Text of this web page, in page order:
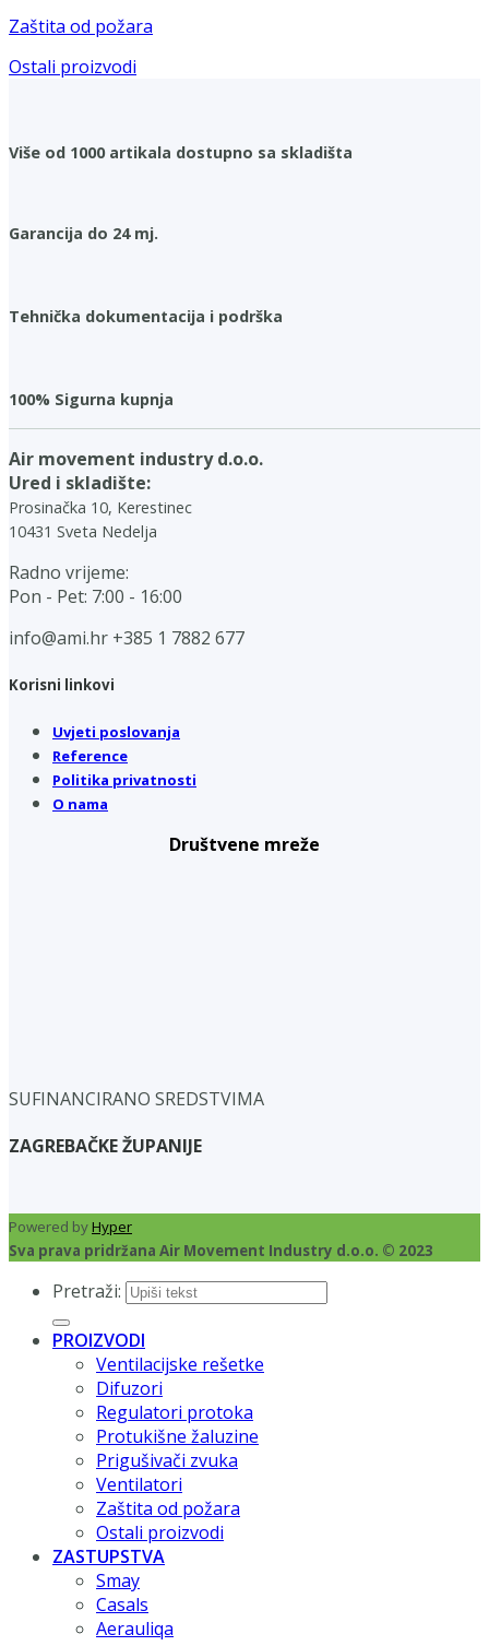
Zaštita od požara
Ostali proizvodi
Više od 1000 artikala dostupno sa skladišta
Garancija do 24 mj.
Tehnička dokumentacija i podrška
100% Sigurna kupnja
Air movement industry d.o.o.
Ured i skladište:
Prosinačka 10, Kerestinec
10431 Sveta Nedelja
Radno vrijeme:
Pon - Pet: 7:00 - 16:00
info@ami.hr +385 1 7882 677
Korisni linkovi
Uvjeti poslovanja
Reference
Politika privatnosti
O nama
Društvene mreže
SUFINANCIRANO SREDSTVIMA
ZAGREBAČKE ŽUPANIJE
Powered byHyper
Sva prava pridržana Air Movement Industry d.o.o. © 2023
Pretraži:
PROIZVODI
Ventilacijske rešetke
Difuzori
Regulatori protoka
Protukišne žaluzine
Prigušivači zvuka
Ventilatori
Zaštita od požara
Ostali proizvodi
ZASTUPSTVA
Smay
Casals
Aerauliqa